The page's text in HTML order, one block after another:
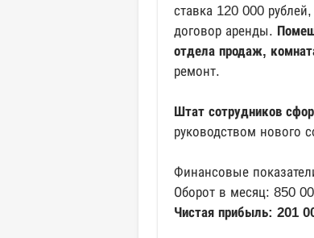
ставка 120 000
договор аренды.
отдела продаж,
ремонт.
Штат сотрудников
руководством нового
Финансовые
Оборот в месяц: 850
Чистая прибыль: 201